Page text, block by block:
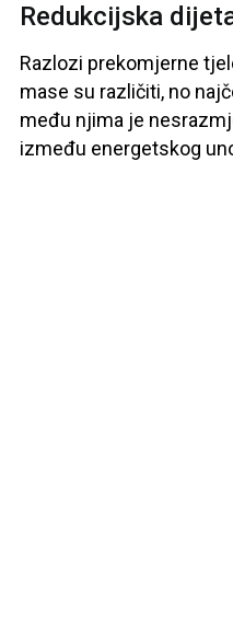
Redukcijska
Razlozi prekomjerne
mase su različiti, no
među njima je
između energetskog